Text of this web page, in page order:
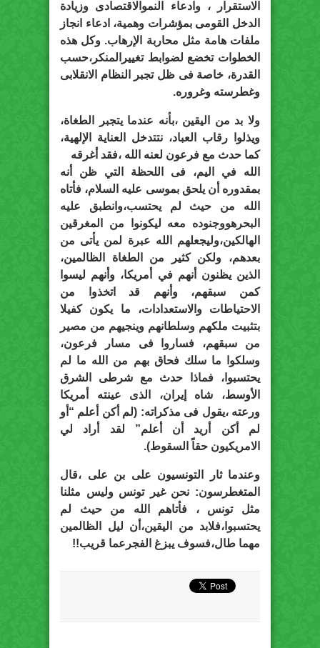
الاستقرار ، وادعاء النموالاقتصادى وزيادة
الدخل القومى بمؤشرات وهمية، ادعاء انجاز
ملفات هامة مثل محاربة الإرهاب. وكل هذه
الخطوات تخضع لضوابط تغييرالمنكر،حسب
القدرة، خاصة فى ظل تجبر النظام الانقلابى
وغطرسته وغروره.
ولا بد من اليقين ،بأنه عندما يتجبر الطغاة،
ويذلوا رقاب العباد، نتتدخل العناية الإلهية،
كما حدث مع فرعون لعنه الله ،فقد أغرقه
الله في اليم، فى اللحظة التي ظن أنه
بمقدوره أن يلحق بموسى علیه السلام، فأتاه
الله من حیث لم یحتسب،وانطبق عليه
البحرهووجنوده معه لیكونوا من المغرقین
الھالكین،وليجعلهم الله عبرة لمن يأتى من
بعدهم، ولكن كثير من الطغاة الظالمين،
الذين يظنون أنهم في أمريكا، وأنهم لیسوا
كمن سبقھم، وأنھم قد اتخذوا من
الاحتیاطات والاستعدادات، ما یكون كفیلا
بتثبیت ملكھم وسلطانھم وینجیھم من مصیر
من سبقھم، فساروا فى مسار فرعون،
وسلكوا ما سلك فحاق بھم من الله ما لم
يحتسبوا، فماذا حدث مع شرطى الشرق
الأوسط، شاه إيران، الذى عينته أمريكا
ورعته ،يقول فى مذكراته: (لم أكن أعلم “أو
لم أكن أريد أن أعلم” لقد أراد لي
الامريكيون حقاً السقوط).
وعندما ثار التونسيون على بن على ،قال
المتغطرسون: نحن غیر تونس ولیس مثلنا
مثل تونس ، فأتاھم الله من حیث لم
یحتسبوا،فلابد من اليقين،أن ليل الظالمين
مهما طال،فسوف يبزغ الفجرعما قريب!!